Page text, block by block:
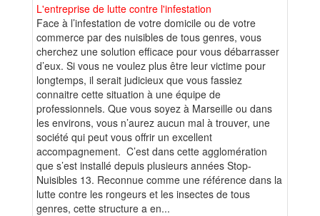
L'entreprise de lutte contre l'infestation
Face à l’infestation de votre domicile ou de votre
commerce par des nuisibles de tous genres, vous
cherchez une solution efficace pour vous débarrasser
d’eux. Si vous ne voulez plus être leur victime pour
longtemps, il serait judicieux que vous fassiez
connaitre cette situation à une équipe de
professionnels. Que vous soyez à Marseille ou dans
les environs, vous n’aurez aucun mal à trouver, une
société qui peut vous offrir un excellent
accompagnement. C’est dans cette agglomération
que s’est installé depuis plusieurs années Stop-
Nuisibles 13. Reconnue comme une référence dans la
lutte contre les rongeurs et les insectes de tous
genres, cette structure a en...